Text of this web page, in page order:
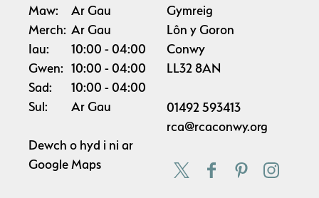
Maw:
Ar Gau
Merch: Ar Gau
Iau:
10:00
04:00
Gwen: 10:00
04:00
Sad:
10:00
04:00
Sul:
Ar Gau
Dewch o hyd i ni ar
Google Maps
Gymreig
Lôn y Goron
Conwy
LL32 8AN
01492 593413
rca@rcaconwy.org